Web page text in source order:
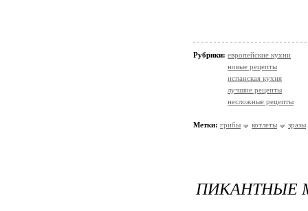
Рубрики: европейские кухни
новые рецепты
испанская кухня
лучшие рецепты
несложные рецепты
Метки: грибы котлеты зразы
ПИКАНТНЫЕ